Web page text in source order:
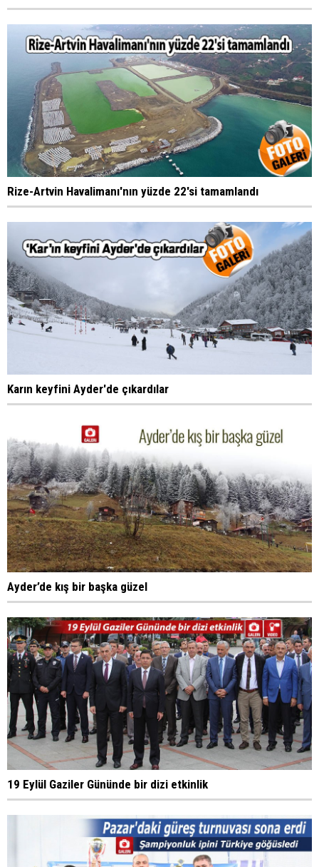
Rize-Artvin Havalimanı'nın yüzde 22'si tamamlandı
Karın keyfini Ayder'de çıkardılar
Ayder’de kış bir başka güzel
19 Eylül Gaziler Gününde bir dizi etkinlik